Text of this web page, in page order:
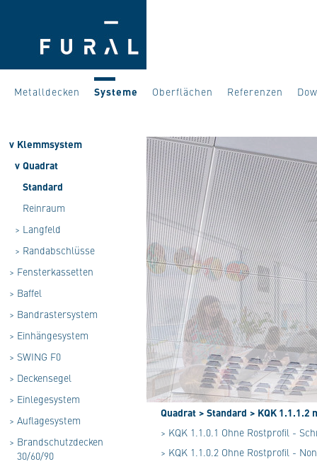
Metalldecken Systeme Oberflächen Referenzen
v Klemmsystem
v Quadrat
Standard
Reinraum
> Langfeld
> Randabschlüsse
> Fensterkassetten
> Baffel
> Bandrastersystem
> Einhängesystem
> SWING F0
> Deckensegel
> Einlegesystem
> Auflagesystem
> Brandschutzdecken
30/60/90
Quadrat > Standard > KQK
> KQK 1.1.0.1 Ohne Rostprofil -
> KQK 1.1.0.2 Ohne Rostprofil -